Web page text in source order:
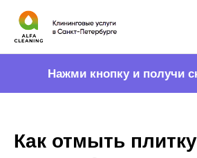
Нажми кнопку и получи скидку 5000₽
Как отмыть